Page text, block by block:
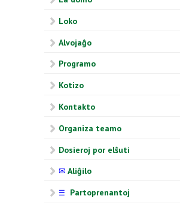
Loko
Alvojaĝo
Programo
Kotizo
Kontakto
Organiza teamo
Dosieroj por elŝuti
✉ Aliĝilo
☰ Partoprenantoj